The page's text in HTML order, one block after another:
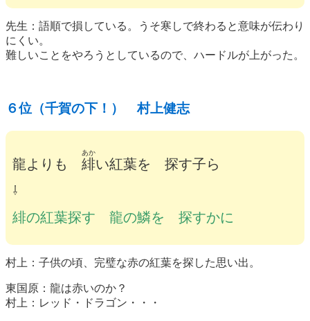
先生：語順で損している。うそ寒しで終わると意味が伝わり
にくい。
難しいことをやろうとしているので、ハードルが上がった。
６位（千賀の下！） 村上健志
龍よりも 緋
あか
い紅葉を 探す子ら
⇩
緋の紅葉探す 龍の鱗を 探すかに
村上：子供の頃、完璧な赤の紅葉を探した思い出。
東国原：龍は赤いのか？
村上：レッド・ドラゴン・・・